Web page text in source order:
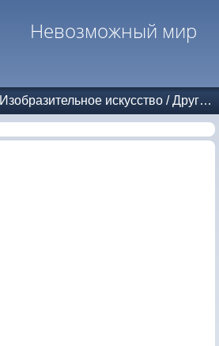
Невозможный мир
Изобразительное искусство /Другие авторы